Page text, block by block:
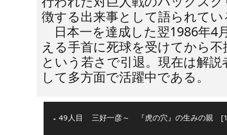
徴する出来事として語られてい
日本一を達成した翌1986年4
える手首に死球を受けてから
という若さで引退。現在は解
して多方面で活躍中である。
49人目 三好一彦～ 『虎の穴』の生みの親